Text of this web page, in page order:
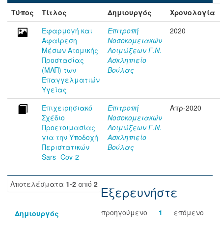
Τύπος Τίτλος Δημιουργός
Χρονολογία
Εφαρμογή και
Αφαίρεση
Μέσων Ατομικής
Προστασίας
(ΜΑΠ) των
Επαγγελματιών
Υγείας
Επιτροπή
Νοσοκομειακών
Λοιμώξεων Γ.Ν.
Ασκληπιείο
Βούλας
2020
Επιχειρησιακό
Σχέδιο
Προετοιμασίας
για την Υποδοχή
Περιστατικών
Sars -Cov-2
Επιτροπή
Νοσοκομειακών
Λοιμώξεων Γ.Ν.
Ασκληπιείο
Βούλας
Απρ-2020
Αποτελέσματα 1-2 από 2
προηγούμενο 1 επόμενο
Εξερευνήστε
Δημιουργός